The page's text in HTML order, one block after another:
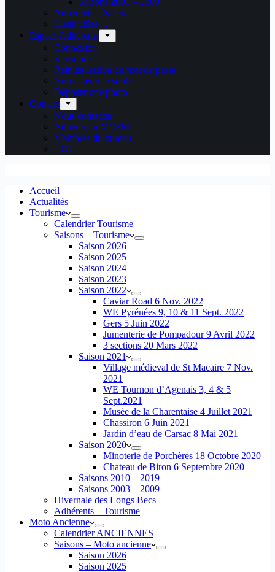
Adhérents – Solex
Liens utiles…..
Espace Adhérents
Connexion
S’inscrire
Réinitialisation du mot de passe
Annoncer une sortie
Déposer une photo
Contact
Nous contacter
Adhérer au MCFM
Membres du bureau
CGU
Accueil
Actualités
Tourisme
Calendrier Tourisme
Saisons – Tourisme
Saison 2026
Saison 2025
Saison 2024
Saison 2023
Saison 2022
Caviar Road 6 Nov. 2022
WE Pyrénées 9, 10 & 11 Sept. 2022
Gers 5 Juin 2022
Jumenterie de Pompadour 9 Avril 2022
3 sections 20 Mars 2022
Saison 2021
Village médieval de St Macaire 7 Nov.
2021
WE Tournon d’Agenais 3, 4 & 5
Sept.2021
Musée de la Charentaise 4 Juillet 2021
Chassiron 6 Juin 2021
Jardin d’eau de Carsac 8 Mai 2021
Saison 2020
Minoterie de Porchères 18 Octobre 2020
Chateau de Biron 6 Septembre 2020
Saisons 2010 – 2019
Saisons 2003 – 2009
Hivernale des Longs Becs
Adhérents – Tourisme
Moto Ancienne
Calendrier ANCIENNES
Saisons – Moto ancienne
Saison 2026
Saison 2025